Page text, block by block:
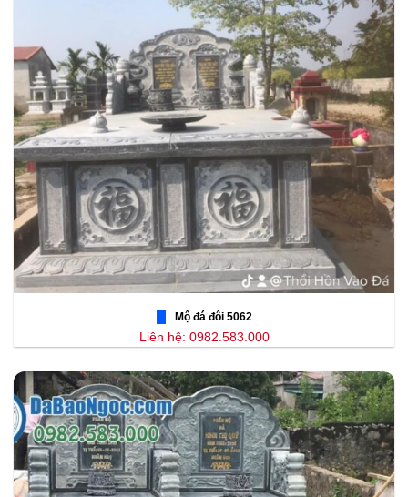
Mộ đá đôi 5062
Liên hệ: 0982.583.000